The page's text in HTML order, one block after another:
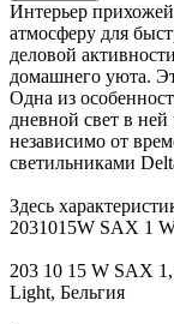
Интерьер
атмосферу для
деловой
домашнего уюта.
Одна из
дневной свет в ней
независимо от
светильниками
Здесь
2031015W SAX 1
203 10 15 W SAX
Light, Бельгия